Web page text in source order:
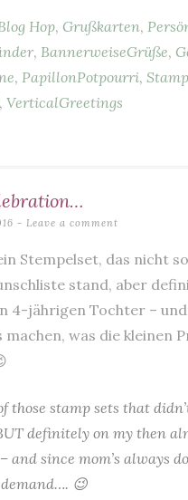
l s
A
p
te
r
n
Hop, Grußkarten,
, BannerweiseGrüße,
, PapillonPotpourri,
, VerticalGreetings
Leave a comment
Stempelset, das nicht
stand, aber
4-jährigen Tochter – und
machen, was die kleinen
those stamp sets that
definitely on my then
– and since mom’s always
😉